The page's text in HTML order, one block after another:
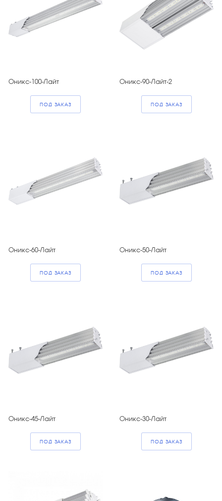
Оникс-100-Лайт
ПОД ЗАКАЗ
Оникс-90-Лайт-2
ПОД ЗАКАЗ
Оникс-60-Лайт
ПОД ЗАКАЗ
Оникс-50-Лайт
ПОД ЗАКАЗ
Оникс-45-Лайт
ПОД ЗАКАЗ
Оникс-30-Лайт
ПОД ЗАКАЗ